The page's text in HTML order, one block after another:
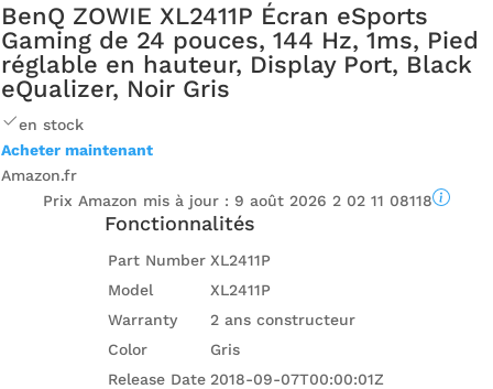
BenQ ZOWIE XL2411P Écran eSports
Gaming de 24 pouces, 144 Hz, 1ms, Pied
réglable en hauteur, Display Port, Black
eQualizer, Noir Gris
en stock
Acheter maintenant
Amazon.fr
Prix ​​Amazon mis à jour : 9 août 2026 2 02 11 08118
Fonctionnalités
Part Number XL2411P
Model
XL2411P
Warranty
2 ans constructeur
Color
Gris
Release Date 2018-09-07T00:00:01Z